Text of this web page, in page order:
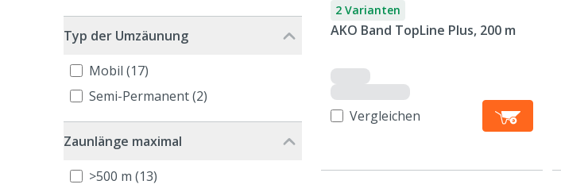
Typ der Umzäunung
Mobil (17)
Semi-Permanent (2)
Zaunlänge maximal
>500 m (13)
2 Varianten
AKO Band TopLine Plus, 200 m
Vergleichen